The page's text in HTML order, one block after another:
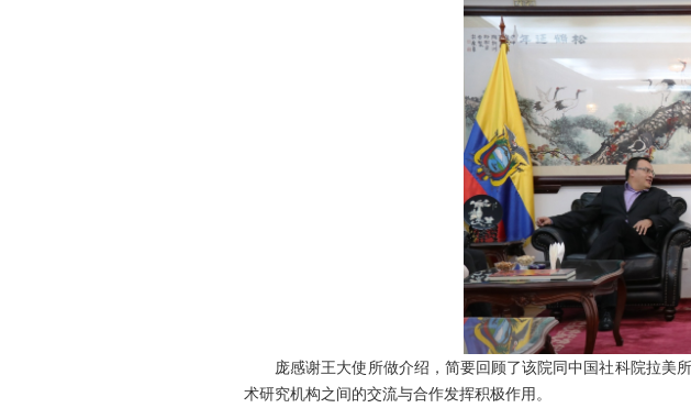
庞感谢王大使所做介绍，简要回顾了该院同中国社科院拉美
术研究机构之间的交流与合作发挥积极作用。